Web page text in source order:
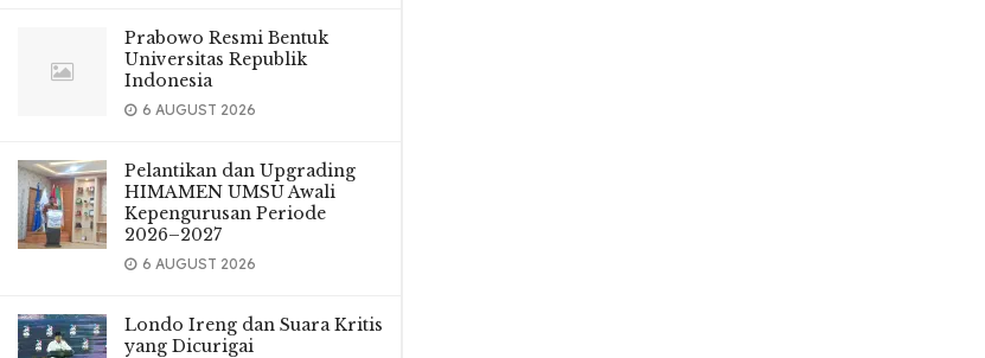
Prabowo Resmi Bentuk
Universitas Republik
Indonesia
6 AUGUST 2026
Pelantikan dan Upgrading
HIMAMEN UMSU Awali
Kepengurusan Periode
2026–2027
6 AUGUST 2026
Londo Ireng dan Suara Kritis
yang Dicurigai